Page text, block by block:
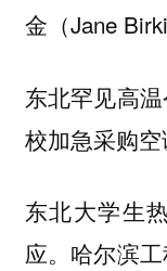
金（Jane
东北罕见高
校加急采购空
东北大学生
应。哈尔滨